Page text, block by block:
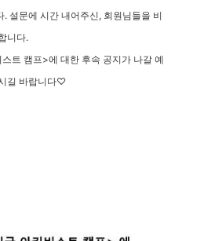
. 설문에 시간 내어주신, 회원님들을 비
니다.
트 캠프>에 대한 후속 공지가 나갈 예
길 바랍니다♡